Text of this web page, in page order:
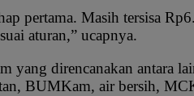
pertama. Masih tersisa
aturan,” ucapnya.
direncanakan antara
BUMKam, air bersih,